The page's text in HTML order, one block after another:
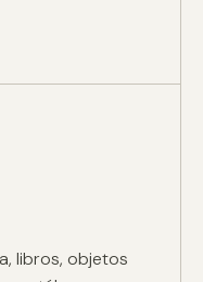
libros, objetos